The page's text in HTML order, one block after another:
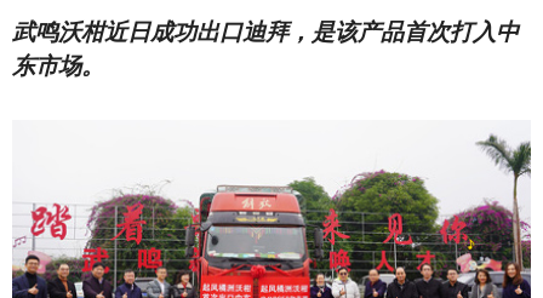
武鸣沃柑近日成功出口迪拜，是该产品首次打入中
东市场。